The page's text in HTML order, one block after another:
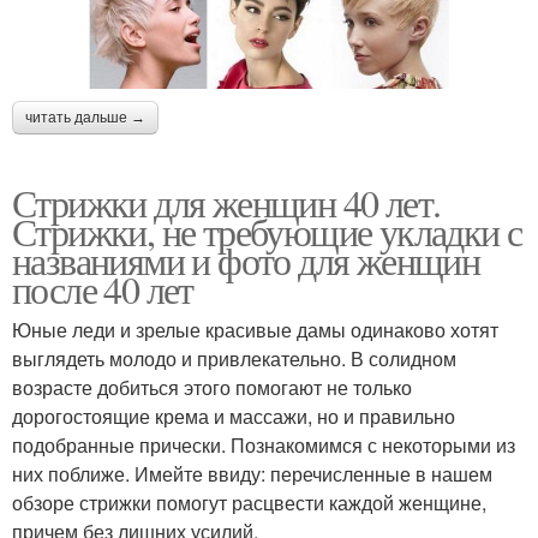
читать дальше →
Стрижки для женщин 40 лет.
Стрижки, не требующие укладки с
названиями и фото для женщин
после 40 лет
Юные леди и зрелые красивые дамы одинаково хотят
выглядеть молодо и привлекательно. В солидном
возрасте добиться этого помогают не только
дорогостоящие крема и массажи, но и правильно
подобранные прически. Познакомимся с некоторыми из
них поближе. Имейте ввиду: перечисленные в нашем
обзоре стрижки помогут расцвести каждой женщине,
причем без лишних усилий.